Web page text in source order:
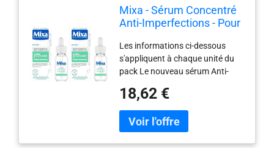
Mixa - Sérum Concentré
Anti-Imperfections - Pour
Enrichi en Acide
Salicylique et
Niacinamide - 30 ml (Lot
de 2)
Les informations ci-dessous
s'appliquent à chaque unité du
pack Le nouveau sérum Anti-
peaux à imperfections,
Cliniquement prouvé, il réduit les
imperfections, les points noirs et
resserre les pores Résultat :
18,62 €